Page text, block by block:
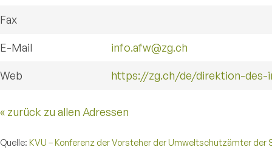
Fax
E-Mail info.afw@zg.ch
Web https://zg.ch/de/direktion-
« zurück zu allen Adressen
Quelle: KVU – Konferenz der Vorsteher der Umweltschutzämter der